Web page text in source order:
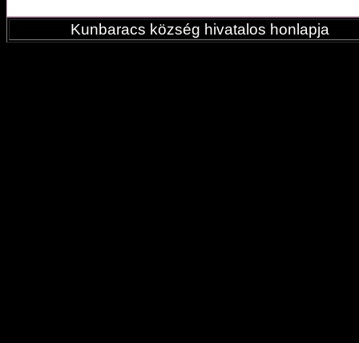
Kunbaracs község hivatalos honlapja